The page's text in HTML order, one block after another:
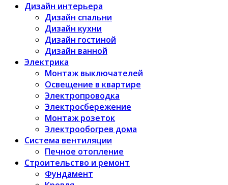
Дизайн интерьера
Дизайн спальни
Дизайн кухни
Дизайн гостиной
Дизайн ванной
Электрика
Монтаж выключателей
Освещение в квартире
Электропроводка
Электросбережение
Монтаж розеток
Электрообогрев дома
Система вентиляции
Печное отопление
Строительство и ремонт
Фундамент